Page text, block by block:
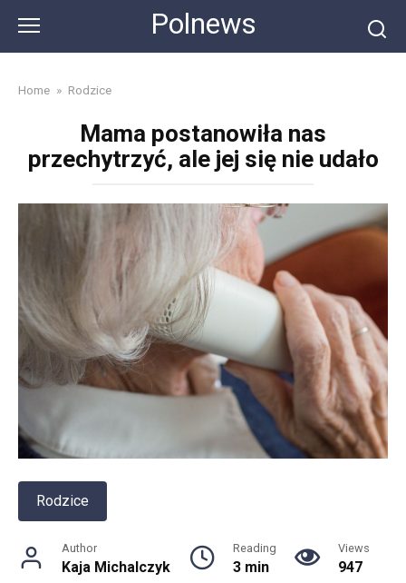
content
Polnews
Home » Rodzice
Mama postanowiła nas
przechytrzyć, ale jej się nie udało
Rodzice
Author
Kaja Michalczyk
Reading
3 min
Views
947